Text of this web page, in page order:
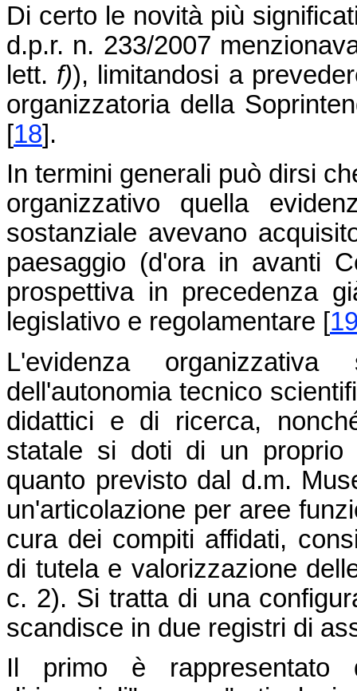
Di certo le novità più
d.p.r. n. 233/2007
lett. f)), limitandosi a
organizzatoria della
[18] .
In termini generali può dirsi
organizzativo quella
sostanziale avevano
paesaggio (d'ora in avanti
prospettiva in precedenza
legislativo e regolamentare [
L'evidenza
dell'autonomia tecnico
didattici e di ricerca,
statale si doti di un
quanto previsto dal d.m.
un'articolazione per aree
cura dei compiti affidati,
di tutela e valorizzazione
c. 2). Si tratta di una
scandisce in due registri di
Il primo è rappresentato